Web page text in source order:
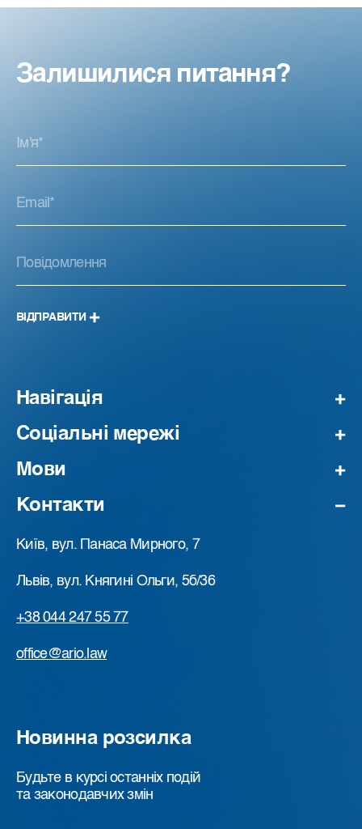
Залишилися питання?
ВІДПРАВИТИ
Навігація
Соціальні мережі
Мови
Контакти
Київ, вул. Панаса Мирного, 7
Львів, вул. Княгині Ольги, 5б/36
+38 044 247 55 77
office@ario.law
Новинна розсилка
Будьте в курсі останніх подій
та законодавчих змін